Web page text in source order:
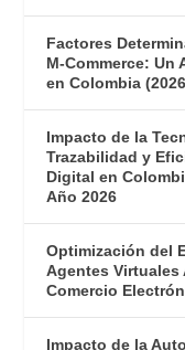
Factores
M-Commerce: Un
en Colombia
Impacto de la
Trazabilidad y
Digital en
Año 2026
Optimización del
Agentes
Comercio
Impacto de la